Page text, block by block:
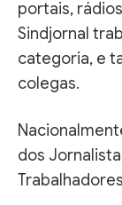
portais,
Sindjornal
categoria, e
colegas.
dos